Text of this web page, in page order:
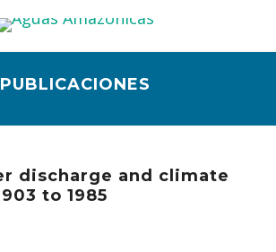
PUBLICACIONES
discharge and climate
to 1985